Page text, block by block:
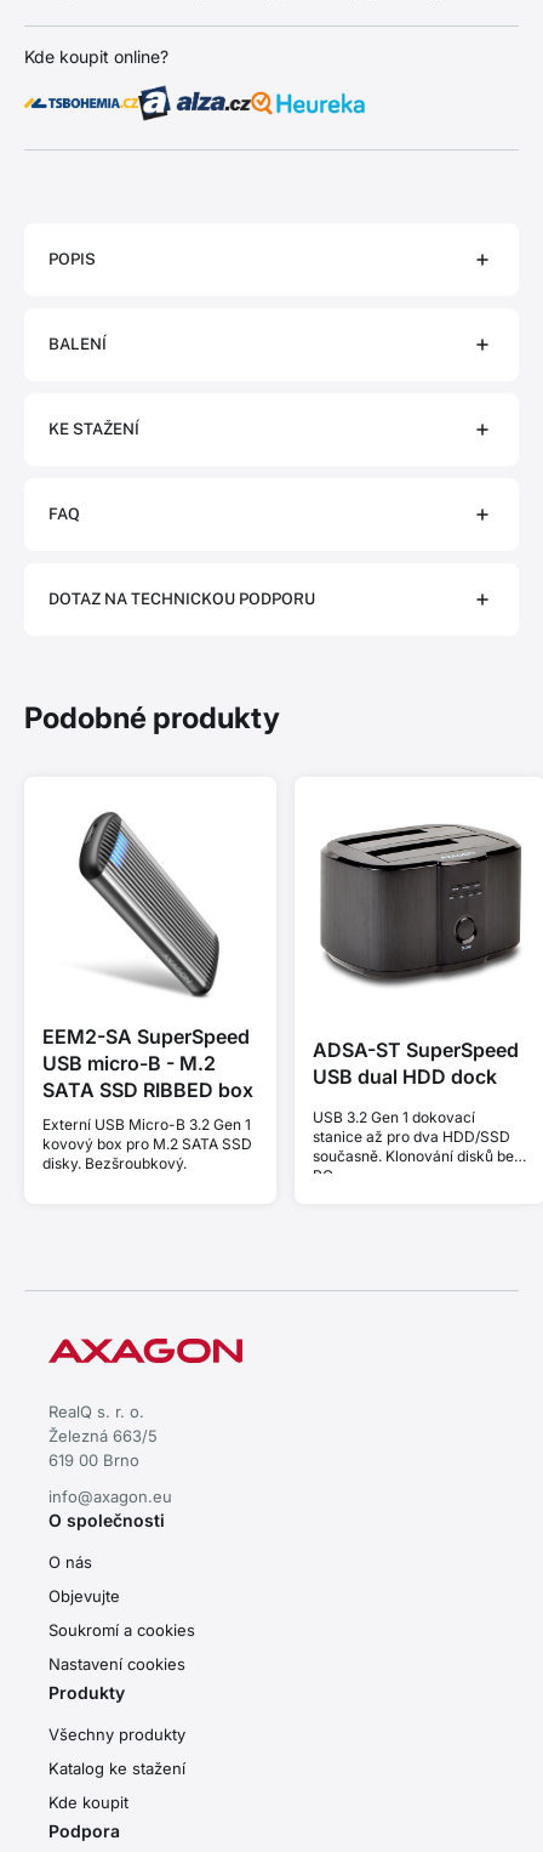
Kde koupit online?
POPIS
BALENÍ
KE STAŽENÍ
FAQ
DOTAZ NA TECHNICKOU PODPORU
Podobné produkty
EEM2-SA SuperSpeed
USB micro-B - M.2
SATA SSD RIBBED box
Externí USB Micro-B 3.2 Gen 1
kovový box pro M.2 SATA SSD
disky. Bezšroubkový.
ADSA-ST SuperSpeed
USB dual HDD dock
USB 3.2 Gen 1 dokovací
stanice až pro dva HDD/SSD
současně. Klonování disků bez
PC.
RealQ s. r. o.
Železná 663/5
619 00 Brno
info@axagon.eu
O společnosti
O nás
Objevujte
Soukromí a cookies
Nastavení cookies
Produkty
Všechny produkty
Katalog ke stažení
Kde koupit
Podpora